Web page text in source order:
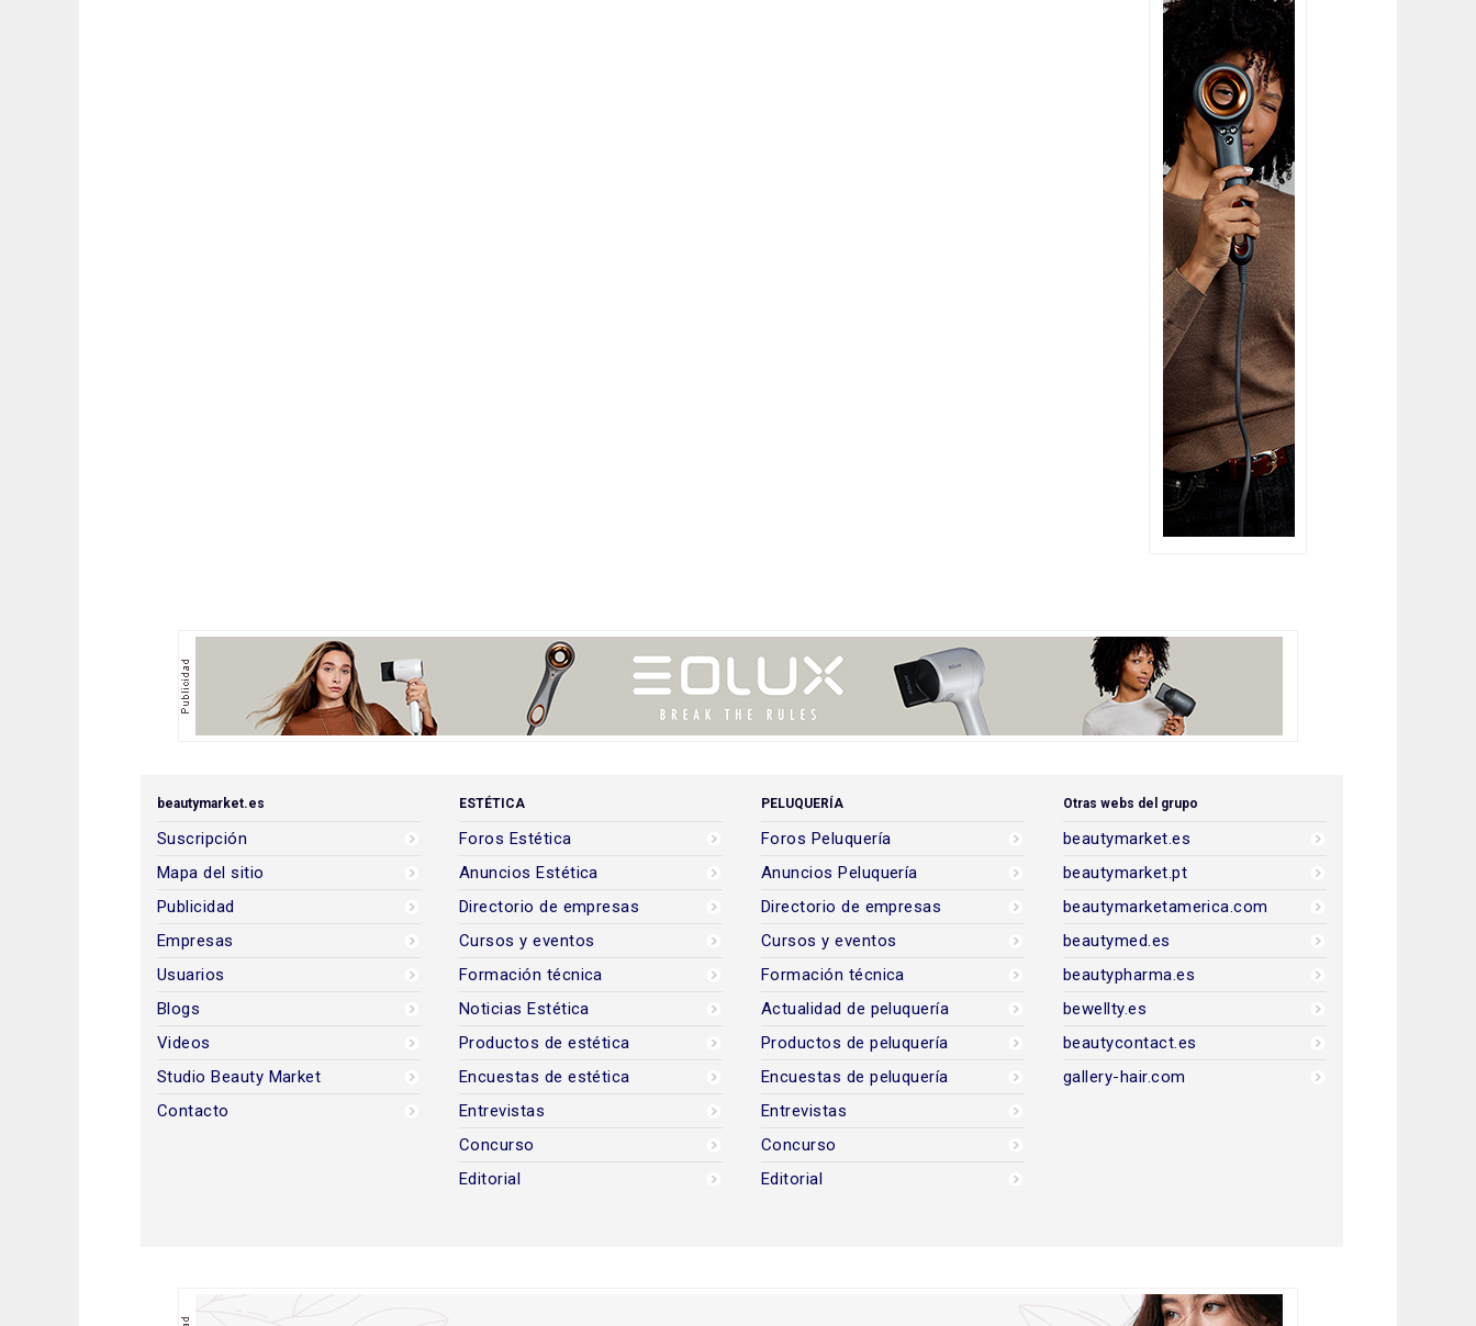
beautymarket.es
Suscripción
Mapa del sitio
Publicidad
Empresas
Usuarios
Blogs
Videos
Studio Beauty Market
Contacto
ESTÉTICA
Foros Estética
Anuncios Estética
Directorio de empresas
Cursos y eventos
Formación técnica
Noticias Estética
Productos de estética
Encuestas de estética
Entrevistas
Concurso
Editorial
PELUQUERÍA
Foros Peluquería
Anuncios Peluquería
Directorio de empresas
Cursos y eventos
Formación técnica
Actualidad de peluquería
Productos de peluquería
Encuestas de peluquería
Entrevistas
Concurso
Editorial
Otras webs del grupo
beautymarket.es
beautymarket.pt
beautymarketamerica.com
beautymed.es
beautypharma.es
bewellty.es
beautycontact.es
gallery-hair.com